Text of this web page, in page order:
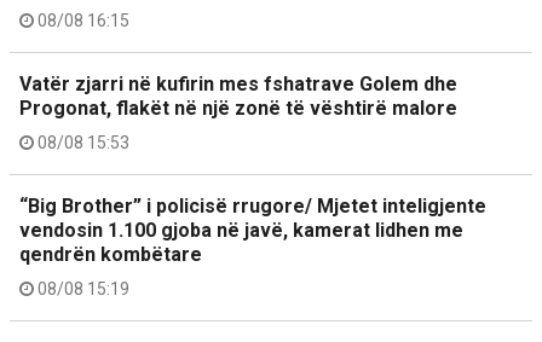
08/08 16:15
Vatër zjarri në kufirin mes fshatrave Golem dhe
Progonat, flakët në një zonë të vështirë malore
08/08 15:53
“Big Brother” i policisë rrugore/ Mjetet inteligjente
vendosin 1.100 gjoba në javë, kamerat lidhen me
qendrën kombëtare
08/08 15:19